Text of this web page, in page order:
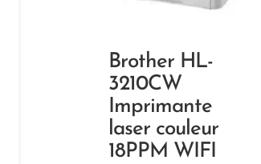
Brother HL-
3210CW
Imprimante
laser couleur
18PPM WIFI